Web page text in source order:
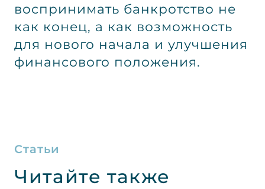
воспринимать банкротство не
как конец, а как возможность
для нового начала и улучшения
финансового положения.
Статьи
Читайте также